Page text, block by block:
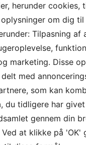
stuen op, er du
alt efter
maleropgave.
herunder cookies,
oplysninger om dig
Tilpasning af
marketing. Disse
med
som kan
du tidligere har
gennem din
Ved at klikke på 'OK'